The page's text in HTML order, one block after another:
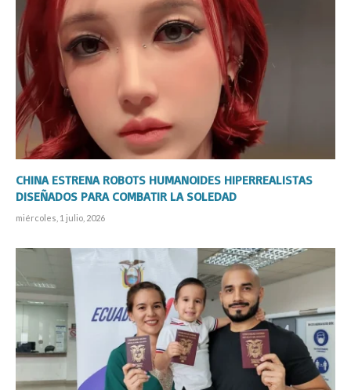
CHINA ESTRENA ROBOTS HUMANOIDES HIPERREALISTAS
DISEÑADOS PARA COMBATIR LA SOLEDAD
miércoles, 1 julio, 2026